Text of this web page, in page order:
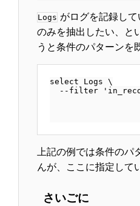
Logs がログを記録し
のみを抽出したい、と
うと条件のパターンを
select Logs \
--filter
上記の例では条件のパ
んが、ここに指定して
さいごに